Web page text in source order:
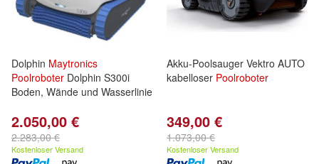
Dolphin Maytronics
Poolroboter Dolphin S300i
Boden, Wände und Wasserlinie
2.050,00 €
2.283,00 €
Kostenloser Versand
Akku-Poolsauger Vektro AUTO
kabelloser Poolroboter
349,00 €
1.073,00 €
Kostenloser Versand